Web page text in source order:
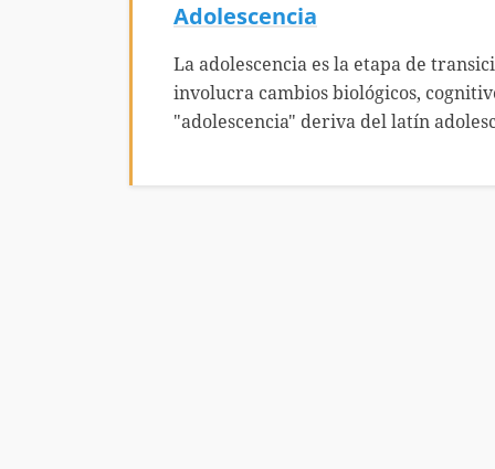
Adolescencia
La adolescencia es la etapa de
involucra cambios biológicos,
"adolescencia" deriva del latín